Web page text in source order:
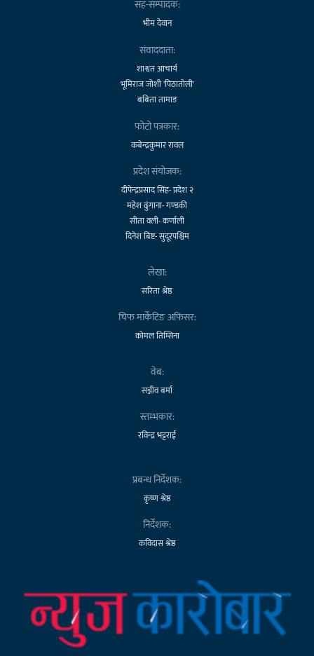
सह-सम्पादक:
भीम देवान
संवाददाता:
शाश्वत आचार्य
भूमिराज जोशी 'पिठातोली'
बबिता तामाङ
फोटो पत्रकार:
कबेन्द्रकुमार रावल
प्रदेश संयोजक:
दीपेन्द्रप्रसाद सिंह- प्रदेश २
महेश ढुंगाना- गण्डकी
सीता वली- कर्णाली
दिनेश बिष्ट- सुदूरपश्चिम
लेखा:
सरिता श्रेष्ठ
चिफ मार्केटिङ अफिसर:
कोमल तिम्सिना
वेब:
सञ्जीव बर्मा
स्तम्भकार:
रविन्द्र भट्टराई
प्रबन्ध निर्देशक:
कृष्ण श्रेष्ठ
निर्देशक:
कविदास श्रेष्ठ